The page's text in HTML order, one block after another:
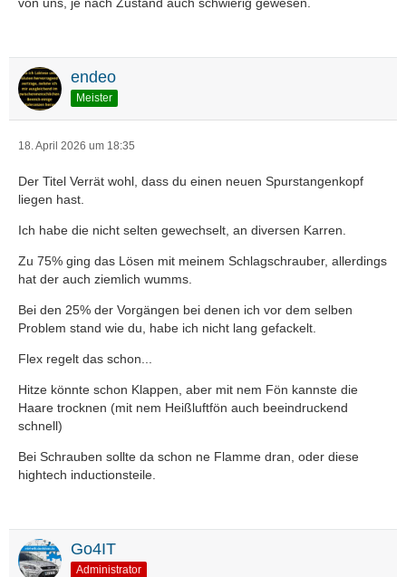
endeo
Meister
18. April 2026 um 18:35
Der Titel Verrät wohl, dass du einen neuen Spurstangenkopf
liegen hast.
Ich habe die nicht selten gewechselt, an diversen Karren.
Zu 75% ging das Lösen mit meinem Schlagschrauber, allerdings
hat der auch ziemlich wumms.
Bei den 25% der Vorgängen bei denen ich vor dem selben
Problem stand wie du, habe ich nicht lang gefackelt.
Flex regelt das schon...
Hitze könnte schon Klappen, aber mit nem Fön kannste die
Haare trocknen (mit nem Heißluftfön auch beeindruckend
schnell)
Bei Schrauben sollte da schon ne Flamme dran, oder diese
hightech inductionsteile.
Go4IT
Administrator